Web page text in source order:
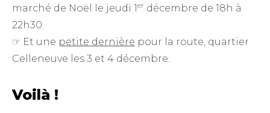
marché de Noël le jeudi 1er décembre de 18h à
22h30.
☞ Et une petite dernière pour la route, quartier
Celleneuve les 3 et 4 décembre.
Voilà !